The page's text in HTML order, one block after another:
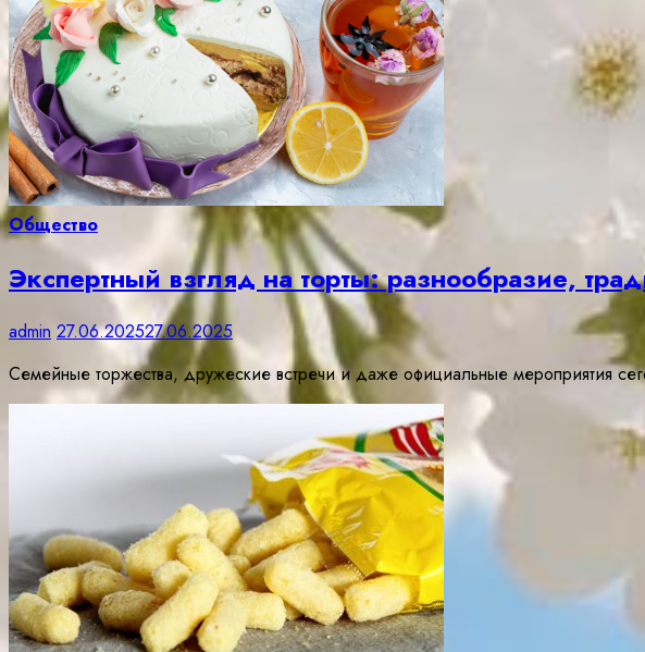
Общество
Экспертный взгляд на торты: разнообразие,
admin 27.06.202527.06.2025
Семейные торжества, дружеские встречи и даже официальные мероприятия